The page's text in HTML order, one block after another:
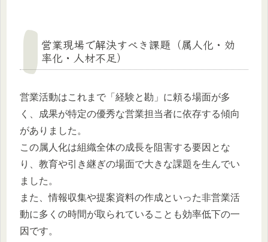
営業現場で解決すべき課題（属人化・効
率化・人材不足）
営業活動はこれまで「経験と勘」に頼る場面が多
く、成果が特定の優秀な営業担当者に依存する傾向
がありました。
この属人化は組織全体の成長を阻害する要因とな
り、教育や引き継ぎの場面で大きな課題を生んでい
ました。
また、情報収集や提案資料の作成といった非営業活
動に多くの時間が取られていることも効率低下の一
因です。